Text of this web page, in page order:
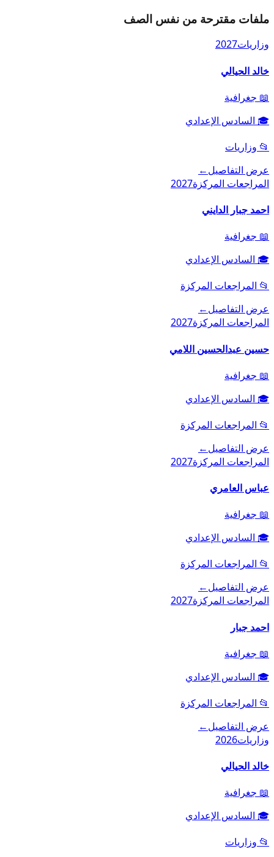
ملفات مقترحة من نفس الصف
وزاريات2027
خالد الحيالي
📖 جغرافية
🎓 السادس الإعدادي
📂 وزاريات
عرض التفاصيل←
المراجعات المركزة2027
احمد جبار الدايني
📖 جغرافية
🎓 السادس الإعدادي
📂 المراجعات المركزة
عرض التفاصيل←
المراجعات المركزة2027
حسين عبدالحسين اللامي
📖 جغرافية
🎓 السادس الإعدادي
📂 المراجعات المركزة
عرض التفاصيل←
المراجعات المركزة2027
عباس العامري
📖 جغرافية
🎓 السادس الإعدادي
📂 المراجعات المركزة
عرض التفاصيل←
المراجعات المركزة2027
احمد جبار
📖 جغرافية
🎓 السادس الإعدادي
📂 المراجعات المركزة
عرض التفاصيل←
وزاريات2026
خالد الحيالي
📖 جغرافية
🎓 السادس الإعدادي
📂 وزاريات